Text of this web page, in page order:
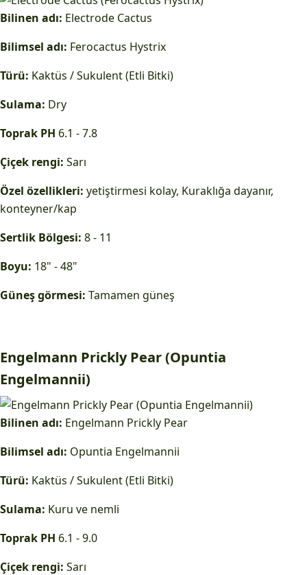
Bilinen adı: Electrode Cactus
Bilimsel adı: Ferocactus Hystrix
Türü: Kaktüs / Sukulent (Etli Bitki)
Sulama: Dry
Toprak PH 6.1 - 7.8
Çiçek rengi: Sarı
Özel özellikleri: yetiştirmesi kolay, Kuraklığa dayanır,
konteyner/kap
Sertlik Bölgesi: 8 - 11
Boyu: 18" - 48"
Güneş görmesi: Tamamen güneş
Engelmann Prickly Pear (Opuntia
Engelmannii)
Bilinen adı: Engelmann Prickly Pear
Bilimsel adı: Opuntia Engelmannii
Türü: Kaktüs / Sukulent (Etli Bitki)
Sulama: Kuru ve nemli
Toprak PH 6.1 - 9.0
Çiçek rengi: Sarı